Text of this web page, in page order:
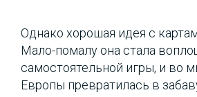
Однако хорошая идея с
Мало-помалу она стала
самостоятельной игры, и во
Европы превратилась в